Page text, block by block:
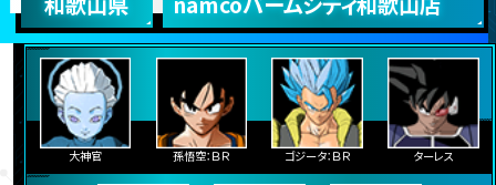
大神官 孫悟空：ＢＲ ゴジータ：ＢＲ ターレス